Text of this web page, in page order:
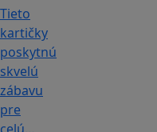
Tieto
kartičky
poskytnú
skvelú
zábavu
pre